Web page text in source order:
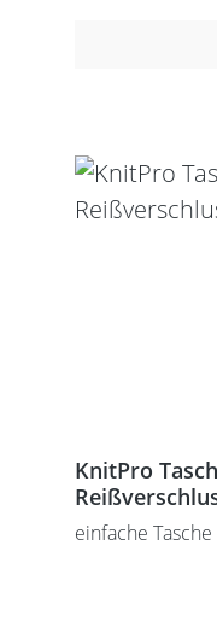
KnitPro
einfache